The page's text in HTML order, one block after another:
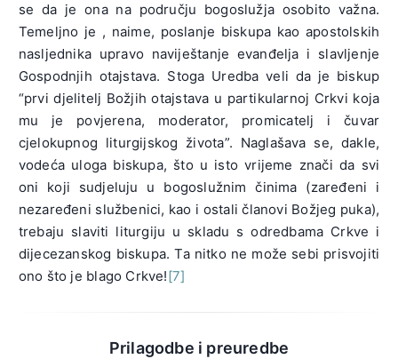
se da je ona na području bogoslužja osobito važna.
Temeljno je , naime, poslanje biskupa kao apostolskih
nasljednika upravo naviještanje evanđelja i slavljenje
Gospodnjih otajstava. Stoga Uredba veli da je biskup
“prvi djelitelj Božjih otajstava u partikularnoj Crkvi koja
mu je povjerena, moderator, promicatelj i čuvar
cjelokupnog liturgijskog života”. Naglašava se, dakle,
vodeća uloga biskupa, što u isto vrijeme znači da svi
oni koji sudjeluju u bogoslužnim činima (zaređeni i
nezaređeni službenici, kao i ostali članovi Božjeg puka),
trebaju slaviti liturgiju u skladu s odredbama Crkve i
dijecezanskog biskupa. Ta nitko ne može sebi prisvojiti
ono što je blago Crkve![7]
Prilagodbe i preuredbe